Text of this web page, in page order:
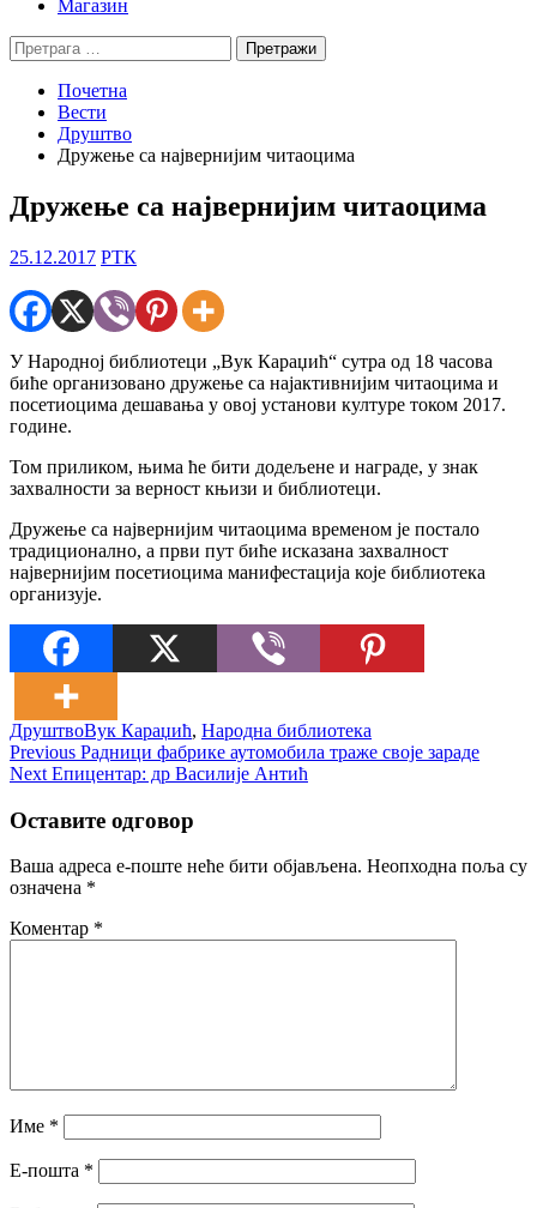
Магазин
Претрага
за:
Почетна
Вести
Друштво
Дружење са највернијим читаоцима
Дружење са највернијим читаоцима
25.12.2017 РТК
У Народној библиотеци „Вук Караџић“ сутра од 18 часова
биће организовано дружење са најактивнијим читаоцима и
посетиоцима дешавања у овој установи културе током 2017.
године.
Том приликом, њима ће бити додељене и награде, у знак
захвалности за верност књизи и библиотеци.
Дружење са највернијим читаоцима временом је постало
традиционално, а први пут биће исказана захвалност
највернијим посетиоцима манифестација које библиотека
организује.
ДруштвоВук Караџић, Народна библиотека
Кретање
чланка
Previous Previous
post:
Радници фабрике аутомобила траже своје зараде
Next Next
Епицентар: др Василије Антић
Оставите одговор
Ваша адреса е-поште неће бити објављена. Неопходна поља су
означена *
Коментар *
Име *
Е-пошта *